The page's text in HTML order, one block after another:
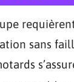
sans